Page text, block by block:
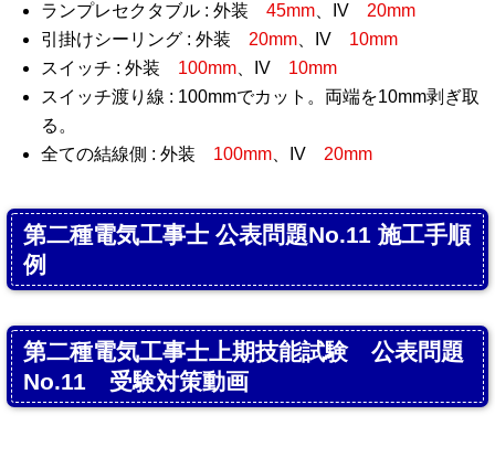
ランプレセクタブル : 外装45mm、IV20mm
引掛けシーリング : 外装20mm、IV 10mm
スイッチ : 外装 100mm、IV 10mm
スイッチ渡り線 : 100mmでカット。両端を10mm剥ぎ取
る。
全ての結線側 : 外装 100mm、IV20mm
第二種電気工事士 公表問題No.11 施工手順
例
第二種電気工事士上期技能試験 公表問題
No.11 受験対策動画